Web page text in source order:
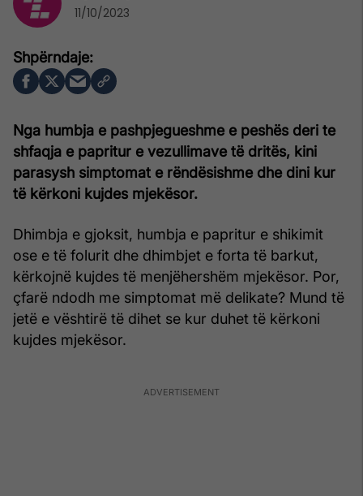
Nga humbja e pashpjegueshme e peshës deri te
shfaqja e papritur e vezullimave të dritës, kini
parasysh simptomat e rëndësishme dhe dini kur
të kërkoni kujdes mjekësor.
Dhimbja e gjoksit, humbja e papritur e shikimit
ose e të folurit dhe dhimbjet e forta të barkut,
kërkojnë kujdes të menjëhershëm mjekësor. Por,
çfarë ndodh me simptomat më delikate? Mund të
jetë e vështirë të dihet se kur duhet të kërkoni
kujdes mjekësor.
11/10/2023